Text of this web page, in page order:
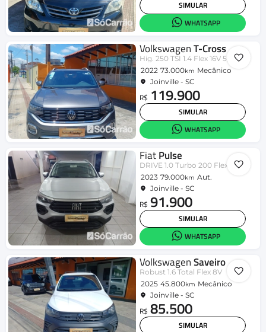
SIMULAR
WHATSAPP
VolkswagenT-Cross
Hig. 250 TSI 1.4 Flex 16V 5p Aut
2022 73.000km Mecânico
Joinville - SC
R$ 119.900
SIMULAR
WHATSAPP
FiatPulse
DRIVE 1.0 Turbo 200 Flex Aut.
2023 79.000km Aut.
Joinville - SC
R$ 91.900
SIMULAR
WHATSAPP
VolkswagenSaveiro
Robust 1.6 Total Flex 8V
2025 45.800km Mecânico
Joinville - SC
R$ 85.500
SIMULAR